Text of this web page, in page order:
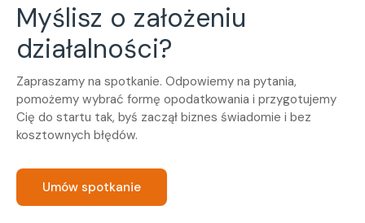
Myślisz o założeniu
działalności?
Zapraszamy na spotkanie. Odpowiemy na pytania,
pomożemy wybrać formę opodatkowania i przygotujemy
Cię do startu tak, byś zaczął biznes świadomie i bez
kosztownych błędów.
Umów spotkanie